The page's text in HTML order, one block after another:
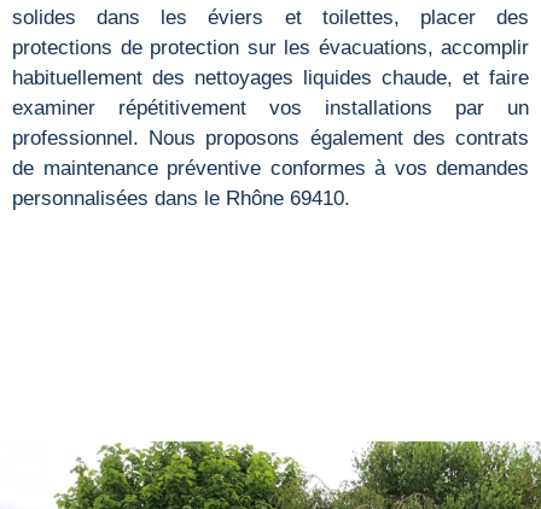
solides dans les éviers et toilettes, placer des
protections de protection sur les évacuations, accomplir
habituellement des nettoyages liquides chaude, et faire
examiner répétitivement vos installations par un
professionnel. Nous proposons également des contrats
de maintenance préventive conformes à vos demandes
personnalisées dans le Rhône 69410.